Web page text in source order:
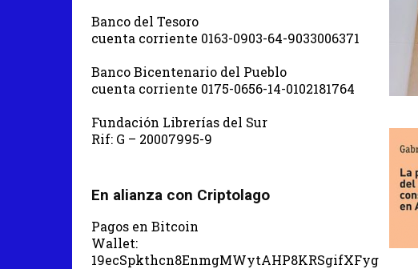
Banco del Tesoro
cuenta corriente 0163-0903-64-9033006371
Banco Bicentenario del Pueblo
cuenta corriente 0175-0656-14-0102181764
Fundación Librerías del Sur
Rif: G – 20007995-9
En alianza con Criptolago
Pagos en Bitcoin
Wallet:
19ecSpkthcn8EnmgMWytAHP8KRSgifXFyg